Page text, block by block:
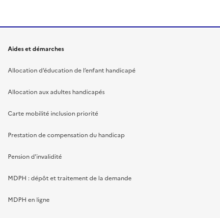
Aides et démarches
Allocation d’éducation de l’enfant handicapé
Allocation aux adultes handicapés
Carte mobilité inclusion priorité
Prestation de compensation du handicap
Pension d'invalidité
MDPH : dépôt et traitement de la demande
MDPH en ligne